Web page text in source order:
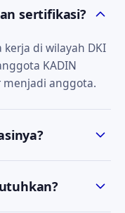
sertifikasi?
di wilayah DKI
KADIN
anggota.